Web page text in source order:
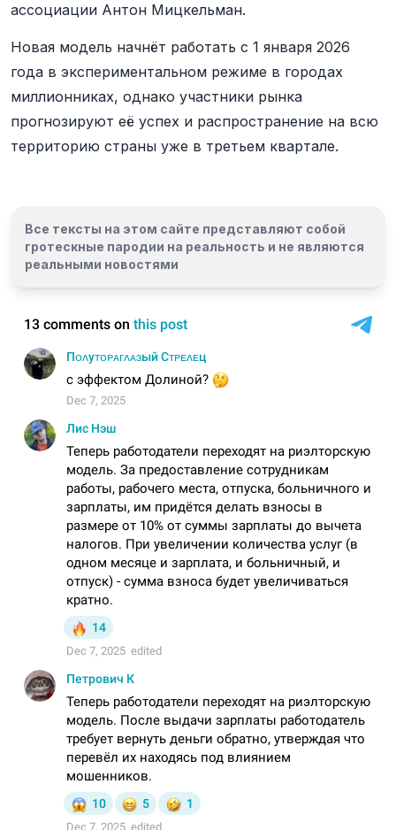
ассоциации Антон Мицкельман.
Новая модель начнёт работать с 1 января 2026
года в экспериментальном режиме в городах
миллионниках, однако участники рынка
прогнозируют её успех и распространение на всю
территорию страны уже в третьем квартале.
Все тексты на этом сайте представляют собой
гротескные пародии на реальность и не являются
реальными новостями